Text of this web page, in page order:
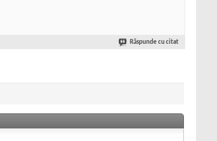
Răspunde cu citat